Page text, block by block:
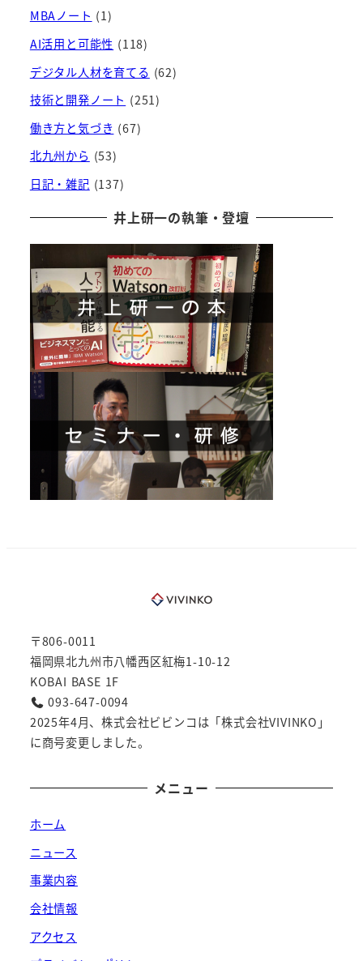
ブ
MBAノート (1)
AI活用と可能性 (118)
デジタル人材を育てる (62)
技術と開発ノート (251)
働き方と気づき (67)
北九州から (53)
日記・雑記 (137)
井上研一の執筆・登壇
〒806-0011
福岡県北九州市八幡西区紅梅1-10-12
KOBAI BASE 1F
093-647-0094
2025年4月、株式会社ビビンコは「株式会社VIVINKO」
に商号変更しました。
メニュー
ホーム
ニュース
事業内容
会社情報
アクセス